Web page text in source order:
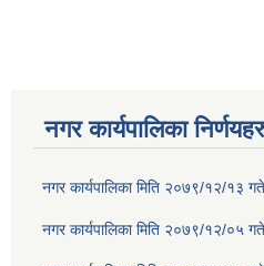
नगर कार्यपालिका
नगर कार्यपालिका मिति २०७९/१२/१३
नगर कार्यपालिका मिति २०७९/१२/०५